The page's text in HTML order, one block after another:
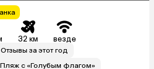
32 км везде
Отзывы за этот год
Пляж с «Голубым флагом»